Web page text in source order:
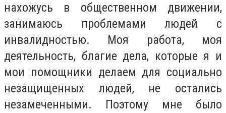
нахожусь в общественном движении,
занимаюсь проблемами людей с
инвалидностью. Моя работа, моя
деятельность, благие дела, которые я и
мои помощники делаем для социально
незащищенных людей, не остались
незамеченными. Поэтому мне было